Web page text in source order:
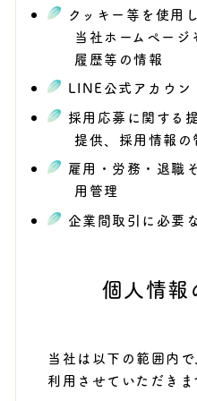
クッキー等を使用
当社ホームペー
履歴等の情報
LINE公式アカウン
採用応募に関する
提供、採用情報の
雇用・労務・退職
用管理
企業間取引に必要
個人情報
当社は以下の範囲内
利用させていただきま